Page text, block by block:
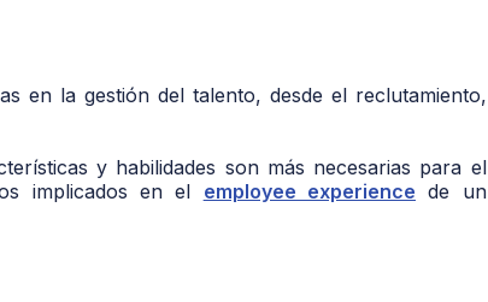
en la gestión del talento, desde el reclutamiento,
y habilidades son más necesarias para el
implicados en el employee experience de un